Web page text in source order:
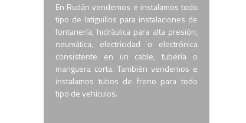
En Rudán vendemos e instalamos todo
tipo de latiguillos para instalaciones de
fontanería, hidráulica para alta presión,
neumática, electricidad o electrónica
consistente en un cable, tubería o
manguera corta. También vendemos e
instalamos tubos de freno para todo
tipo de vehículos.